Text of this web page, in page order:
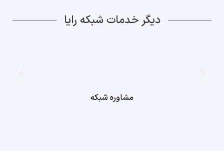
دیگر خدمات شبکه رایا
مشاوره شبکه